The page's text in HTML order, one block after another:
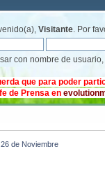
Visitante. Por
con nombre de
que para poder
de Prensa en
de Noviembre